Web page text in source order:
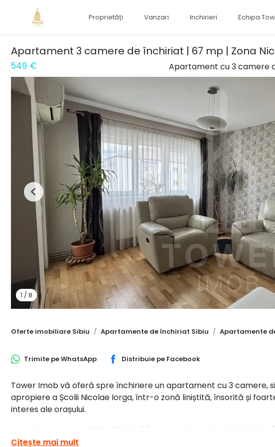
Proprietăți Vanzari Inchirieri Echipa
Apartament 3 camere de închiriat | 67 mp | Zona
549 € Apartament cu 3 camere
1 /8
Previous
Oferte imobiliare Sibiu Apartamente de închiriat Sibiu Apartamente
Trimite peWhatsApp Distribuie pe Facebook
Tower Imob vă oferă spre închiriere un apartament cu 3 camere,
apropiere a Școlii Nicolae Iorga, într-o zonă liniștită, însorită și
interes ale orașului.
Locuința are o suprafață utilă de 67 mp și este amplasată la
oferă un ambient confortabil, fiind ideal pentru o familie.
Citește mai mult